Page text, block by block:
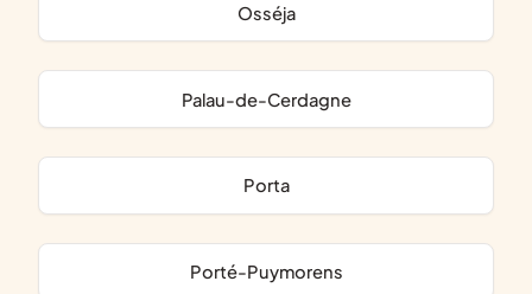
Osséja
Palau-de-Cerdagne
Porta
Porté-Puymorens